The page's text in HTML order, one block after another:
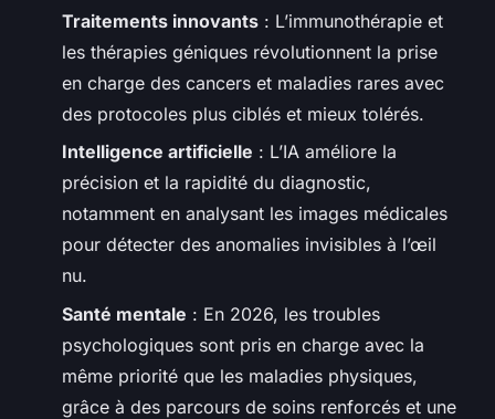
Traitements innovants : L’immunothérapie et
les thérapies géniques révolutionnent la prise
en charge des cancers et maladies rares avec
des protocoles plus ciblés et mieux tolérés.
Intelligence artificielle : L’IA améliore la
précision et la rapidité du diagnostic,
notamment en analysant les images médicales
pour détecter des anomalies invisibles à l’œil
nu.
Santé mentale : En 2026, les troubles
psychologiques sont pris en charge avec la
même priorité que les maladies physiques,
grâce à des parcours de soins renforcés et une